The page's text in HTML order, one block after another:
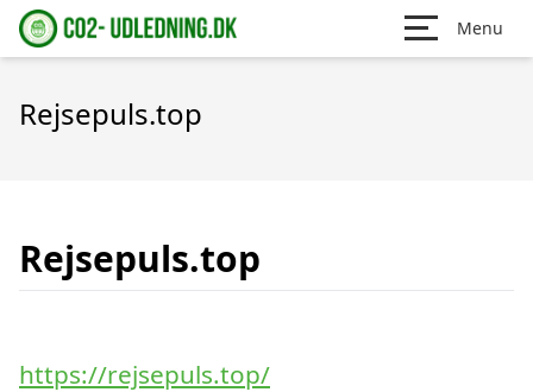
Menu
Rejsepuls.top
Rejsepuls.top
https://rejsepuls.top/